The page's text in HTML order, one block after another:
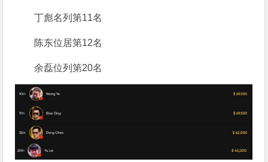
丁彪名列第11名
陈东位居第12名
余磊位列第20名